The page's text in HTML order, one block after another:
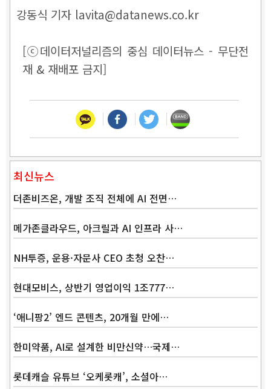
강동식 기자 lavita@datanews.co.kr
[ⓒ데이터저널리즘의 중심 데이터뉴스 - 무단전
재 & 재배포 금지]
최신뉴스
더존비즈온, 개발 조직 전체에 AI 전면…
메가존클라우드, 아크릴과 AI 인프라 사…
NH투증, 운용·자문사 CEO 초청 오찬…
현대모비스, 상반기 영업이익 1조777…
‘애니팡2’ 엔드 콘텐츠, 20개월 만에…
한미약품, AI로 설계한 비만신약…국제…
롯데캐슬 유튜브 ‘오케롯캐’, 소셜아…